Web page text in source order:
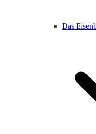
Das